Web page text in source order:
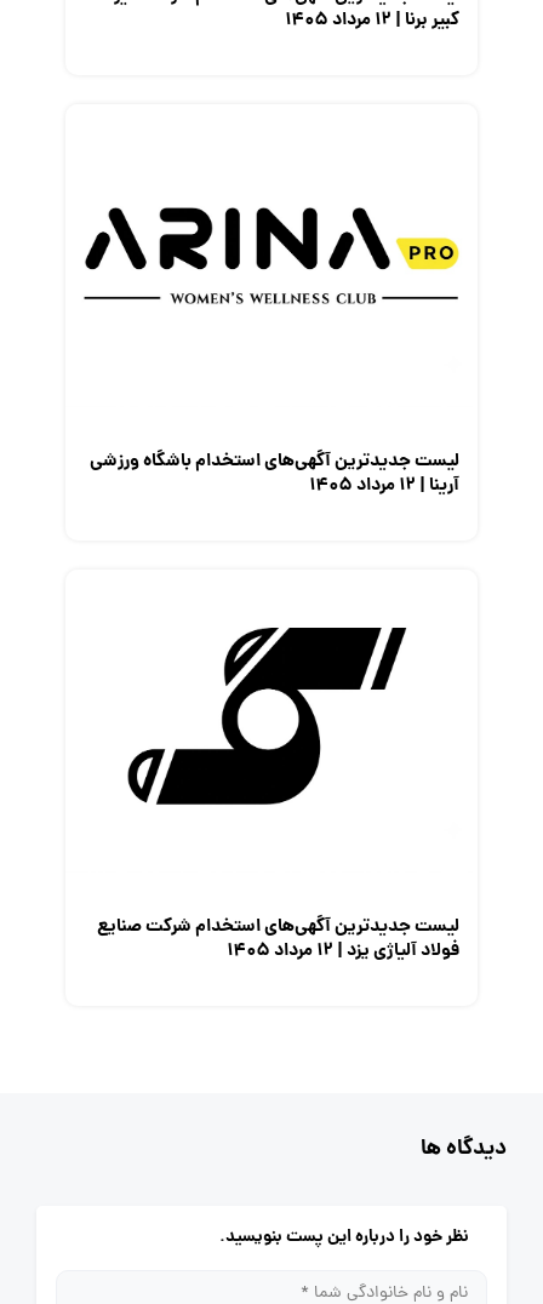
کبیر برنا | ۱۲ مرداد ۱۴۰۵
لیست جدیدترین آگهی‌های استخدام باشگاه ورزشی
آرینا | ۱۲ مرداد ۱۴۰۵
لیست جدیدترین آگهی‌های استخدام شرکت صنایع
فولاد آلیاژی یزد | ۱۲ مرداد ۱۴۰۵
دیدگاه ها
نظر خود را درباره این پست بنویسید.